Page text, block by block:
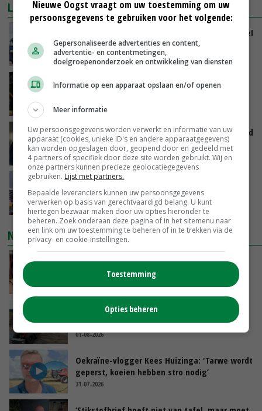
LAATSTE NIEUWS
ForFarmers groeit verder en ziet marktaandeel
toenemen
VANDAAG, 07:43
Zalmkweker wil ‘standaard neerzetten die als
VANDAAG, 06:21
Jan Vernooij stopt bij Vee&Logistiek Nederland
VANDAAG, 06:00
China scherpt importeisen voor pootgoed aan
vanwege zebrachipbacterie
GISTEREN, 16:25
NIEUWSTE VIDEO'S
Danique in Canada: ‘Superveel schik gehad
tijdens stage’
POAH!: Fendt 1042
01-08-2026
Oekraïne-vlogger Kees Huizinga: ‘Tarwe wordt
geperst, koeien hebben stro nodig’
31-07-2026
Nieuwe Oogst vraagt om uw toestemming om uw
persoonsgegevens te gebruiken voor het volgende:
Gepersonaliseerde advertenties en content,
advertentie- en contentmetingen,
doelgroepenonderzoek en ontwikkeling van diensten
Informatie op een apparaat opslaan en/of openen
Meer informatie
Uw persoonsgegevens worden verwerkt en informatie van uw
apparaat (cookies, unieke ID's en andere apparaatgegevens)
kan worden opgeslagen door, geopend door en gedeeld met
4 partners of specifiek door deze site worden gebruikt. Wij en
onze partners kunnen precieze geolocatiegegevens
gebruiken. Lijst met partners.
Bepaalde leveranciers kunnen uw persoonsgegevens
verwerken op basis van gerechtvaardigd belang. U kunt
hiertegen bezwaar maken door uw opties hieronder te
beheren. Zoek onderaan deze pagina of in het sitemenu naar
een link om uw toestemming te beheren of in te trekken via de
privacy- en cookie-instellingen.
Toestemming
Opties beheren